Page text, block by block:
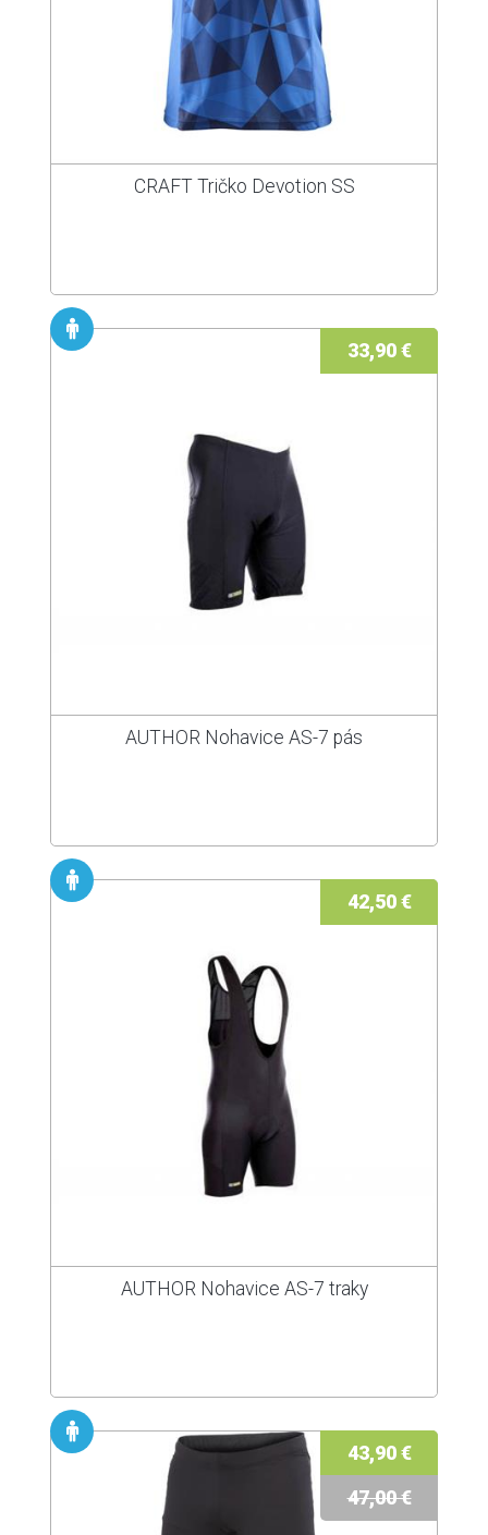
CRAFT Tričko Devotion SS
33,90 €
AUTHOR Nohavice AS-7 pás
42,50 €
AUTHOR Nohavice AS-7 traky
43,90 €
47,00 €